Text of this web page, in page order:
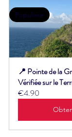
Populaire
📍 Pointe de la
Vérifiée sur le
€4.90